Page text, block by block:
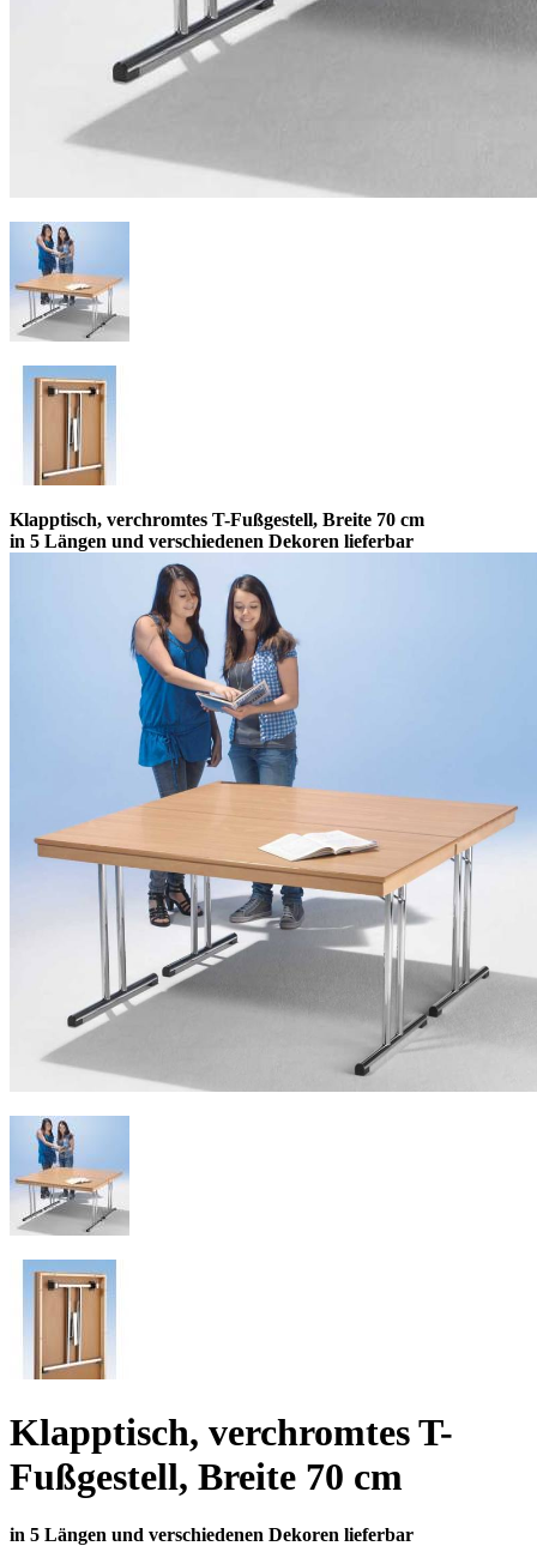
Klapptisch, verchromtes T-Fußgestell, Breite 70 cm
in 5 Längen und verschiedenen Dekoren lieferbar
Klapptisch, verchromtes T-
Fußgestell, Breite 70 cm
in 5 Längen und verschiedenen Dekoren lieferbar